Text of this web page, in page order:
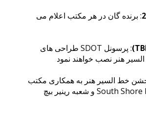
: برنده گان در هر مکتب اعلام می
: پرسونل SDOT طراحی های
السیر هنر نصب خواهند نمود
خط السیر هنر به همکاری مکتب
ابتدایی Dunlap و South Shore K-8 و شعبه رینیر بیچ